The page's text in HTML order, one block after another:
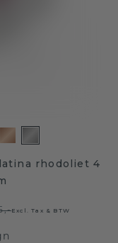
rhodoliet 4
Excl. Tax & BTW